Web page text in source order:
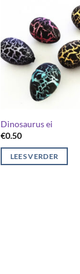
Dinosaurus ei
€0.50
LEES VERDER